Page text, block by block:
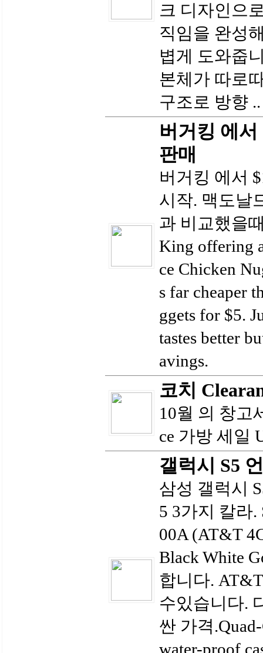
크 디자인으
직임을 완성
볍게 도와줍
본체가 따로
구조로 방향 ..
버거킹 에서
판매
버거킹 에서
시작. 맥도날
과 비교했을
King offering
ce Chicken
s far cheaper
ggets for $5.
tastes better
avings.
코치
10월 의 창고
ce 가방 세일
갤럭시 S5
삼성 갤럭시
5 3가지 칼라.
00A (AT&T
Black White
합니다.
수있습니다.
싼 가격
water-proof